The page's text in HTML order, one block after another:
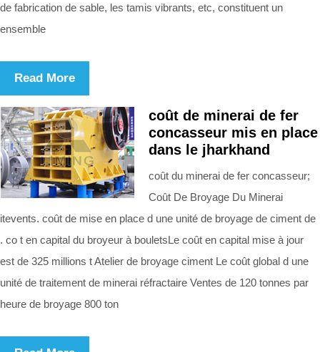
de fabrication de sable, les tamis vibrants, etc, constituent un
ensemble
Read More
coût de minerai de fer
concasseur mis en place
dans le jharkhand
coût du minerai de fer concasseur;
Coût De Broyage Du Minerai
itevents. coût de mise en place d une unité de broyage de ciment de
. co t en capital du broyeur à bouletsLe coût en capital mise à jour
est de 325 millions t Atelier de broyage ciment Le coût global d une
unité de traitement de minerai réfractaire Ventes de 120 tonnes par
heure de broyage 800 ton